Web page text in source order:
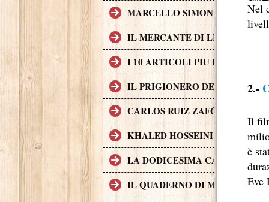
MARCELLO SIMONI GIOVANE
IL MERCANTE DI LIBRI
I 10 ARTICOLI PIU LETTI SUL
IL PRIGIONERO DEL CIELO,
CARLOS RUIZ ZAFÓN
KHALED HOSSEINI L'AUTORE
LA DODICESIMA CARTA È IL
IL QUADERNO DI MAYA È UN
Nel
2.-
Il
è
Eve